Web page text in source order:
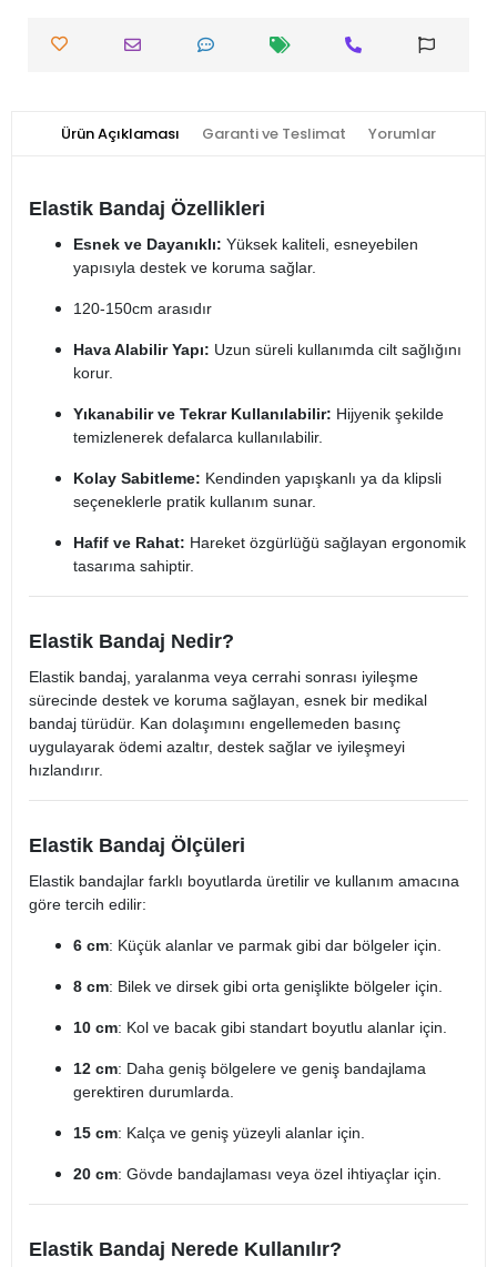
Ürün Açıklaması Garanti ve Teslimat Yorumlar
Elastik Bandaj Özellikleri
Esnek ve Dayanıklı: Yüksek kaliteli, esneyebilen
yapısıyla destek ve koruma sağlar.
120-150cm arasıdır
Hava Alabilir Yapı: Uzun süreli kullanımda cilt sağlığını
korur.
Yıkanabilir ve Tekrar Kullanılabilir: Hijyenik şekilde
temizlenerek defalarca kullanılabilir.
Kolay Sabitleme: Kendinden yapışkanlı ya da klipsli
seçeneklerle pratik kullanım sunar.
Hafif ve Rahat: Hareket özgürlüğü sağlayan ergonomik
tasarıma sahiptir.
Elastik Bandaj Nedir?
Elastik bandaj, yaralanma veya cerrahi sonrası iyileşme
sürecinde destek ve koruma sağlayan, esnek bir medikal
bandaj türüdür. Kan dolaşımını engellemeden basınç
uygulayarak ödemi azaltır, destek sağlar ve iyileşmeyi
hızlandırır.
Elastik Bandaj Ölçüleri
Elastik bandajlar farklı boyutlarda üretilir ve kullanım amacına
göre tercih edilir:
6 cm: Küçük alanlar ve parmak gibi dar bölgeler için.
8 cm: Bilek ve dirsek gibi orta genişlikte bölgeler için.
10 cm: Kol ve bacak gibi standart boyutlu alanlar için.
12 cm: Daha geniş bölgelere ve geniş bandajlama
gerektiren durumlarda.
15 cm: Kalça ve geniş yüzeyli alanlar için.
20 cm: Gövde bandajlaması veya özel ihtiyaçlar için.
Elastik Bandaj Nerede Kullanılır?